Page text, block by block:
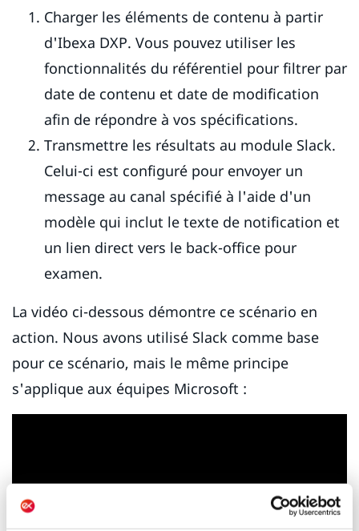
Charger les éléments de contenu à partir
d'Ibexa DXP. Vous pouvez utiliser les
fonctionnalités du référentiel pour filtrer par
date de contenu et date de modification
afin de répondre à vos spécifications.
Transmettre les résultats au module Slack.
Celui-ci est configuré pour envoyer un
message au canal spécifié à l'aide d'un
modèle qui inclut le texte de notification et
un lien direct vers le back-office pour
examen.
La vidéo ci-dessous démontre ce scénario en
action. Nous avons utilisé Slack comme base
pour ce scénario, mais le même principe
s'applique aux équipes Microsoft :